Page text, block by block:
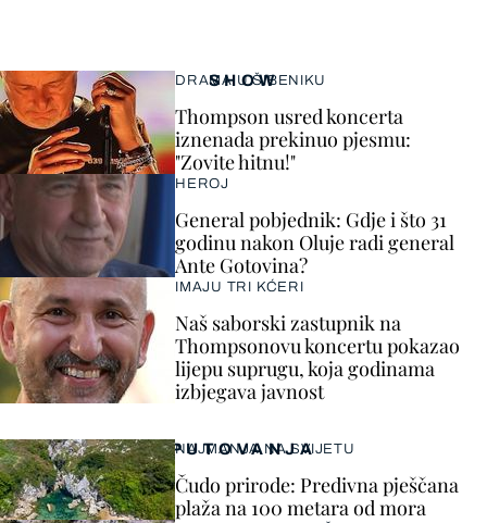
SHOW
DRAMA U ŠIBENIKU
Thompson usred koncerta
iznenada prekinuo pjesmu:
"Zovite hitnu!"
HEROJ
General pobjednik: Gdje i što 31
godinu nakon Oluje radi general
Ante Gotovina?
IMAJU TRI KĆERI
Naš saborski zastupnik na
Thompsonovu koncertu pokazao
lijepu suprugu, koja godinama
izbjegava javnost
PUTOVANJA
NAJMANJA NA SVIJETU
Čudo prirode: Predivna pješčana
plaža na 100 metara od mora